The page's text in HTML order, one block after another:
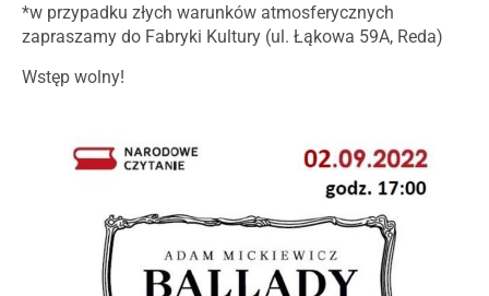
*w przypadku złych warunków atmosferycznych
zapraszamy do Fabryki Kultury (ul. Łąkowa 59A, Reda)
Wstęp wolny!